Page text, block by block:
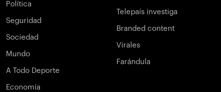
Política
Seguridad
Sociedad
Mundo
A Todo Deporte
Economía
Telepaís investiga
Branded content
Virales
Farándula